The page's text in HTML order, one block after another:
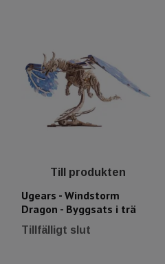
Till produkten
Ugears - Windstorm
Dragon - Byggsats i trä
Tillfälligt slut